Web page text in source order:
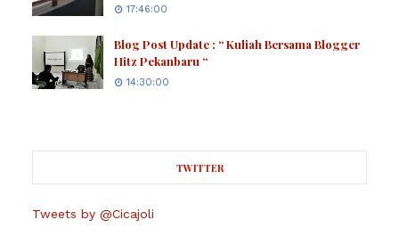
17:46:00
Blog Post Update : “ Kuliah Bersama Blogger
Hitz Pekanbaru “
14:30:00
TWITTER
Tweets by @Cicajoli